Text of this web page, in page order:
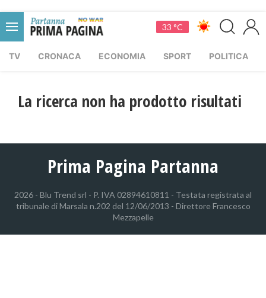
33 °C
TV CRONACA ECONOMIA SPORT POLITICA
La ricerca non ha prodotto risultati
Prima Pagina Partanna
2026 - Blu Trend srl - P. IVA 02894610811 - Testata registrata al
tribunale di Marsala n.202 del 12/06/2013 - Direttore Francesco
Mezzapelle